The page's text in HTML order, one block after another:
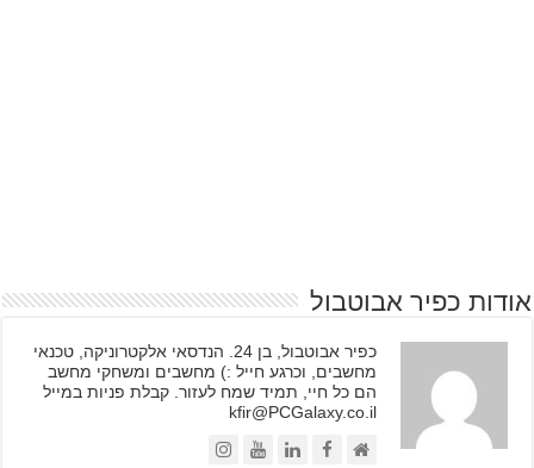
אודות כפיר אבוטבול
כפיר אבוטבול, בן 24. הנדסאי אלקטרוניקה, טכנאי
מחשבים, וכרגע חייל :) מחשבים ומשחקי מחשב
הם כל חיי, תמיד שמח לעזור. קבלת פניות במייל
kfir@PCGalaxy.co.il